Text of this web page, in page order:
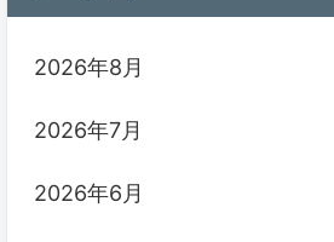
2026年8月
2026年7月
2026年6月